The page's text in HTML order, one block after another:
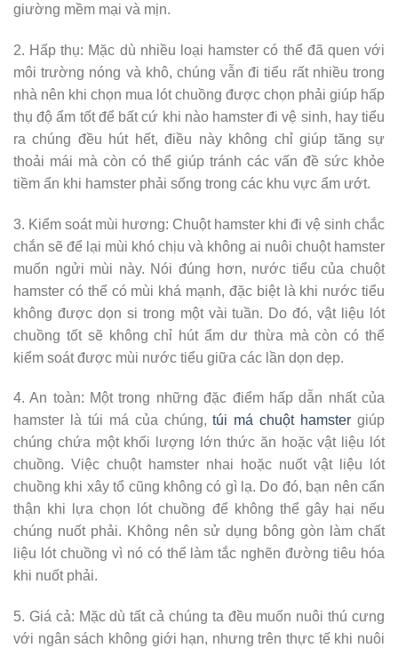
giường mềm mại và mịn.
2. Hấp thụ: Mặc dù nhiều loại hamster có thể đã quen với
môi trường nóng và khô, chúng vẫn đi tiểu rất nhiều trong
nhà nên khi chọn mua lót chuồng được chọn phải giúp hấp
thụ độ ẩm tốt để bất cứ khi nào hamster đi vệ sinh, hay tiểu
ra chúng đều hút hết, điều này không chỉ giúp tăng sự
thoải mái mà còn có thể giúp tránh các vấn đề sức khỏe
tiềm ẩn khi hamster phải sống trong các khu vực ẩm ướt.
3. Kiểm soát mùi hương: Chuột hamster khi đi vệ sinh chắc
chắn sẽ để lại mùi khó chịu và không ai nuôi chuột hamster
muốn ngửi mùi này. Nói đúng hơn, nước tiểu của chuột
hamster có thể có mùi khá mạnh, đặc biệt là khi nước tiểu
không được dọn si trong một vài tuần. Do đó, vật liệu lót
chuồng tốt sẽ không chỉ hút ẩm dư thừa mà còn có thể
kiểm soát được mùi nước tiểu giữa các lần dọn dẹp.
4. An toàn: Một trong những đặc điểm hấp dẫn nhất của
hamster là túi má của chúng,túi má chuột hamster giúp
chúng chứa một khối lượng lớn thức ăn hoặc vật liệu lót
chuồng. Việc chuột hamster nhai hoặc nuốt vật liệu lót
chuồng khi xây tổ cũng không có gì lạ. Do đó, bạn nên cẩn
thận khi lựa chọn lót chuồng để không thể gây hại nếu
chúng nuốt phải. Không nên sử dụng bông gòn làm chất
liệu lót chuồng vì nó có thể làm tắc nghẽn đường tiêu hóa
khi nuốt phải.
5. Giá cả: Mặc dù tất cả chúng ta đều muốn nuôi thú cưng
với ngân sách không giới hạn, nhưng trên thực tế khi nuôi